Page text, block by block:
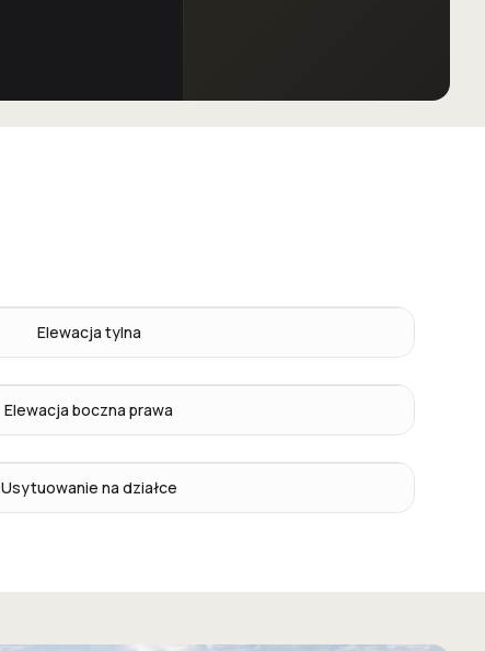
Elewacja tylna
Elewacja boczna prawa
Usytuowanie na działce